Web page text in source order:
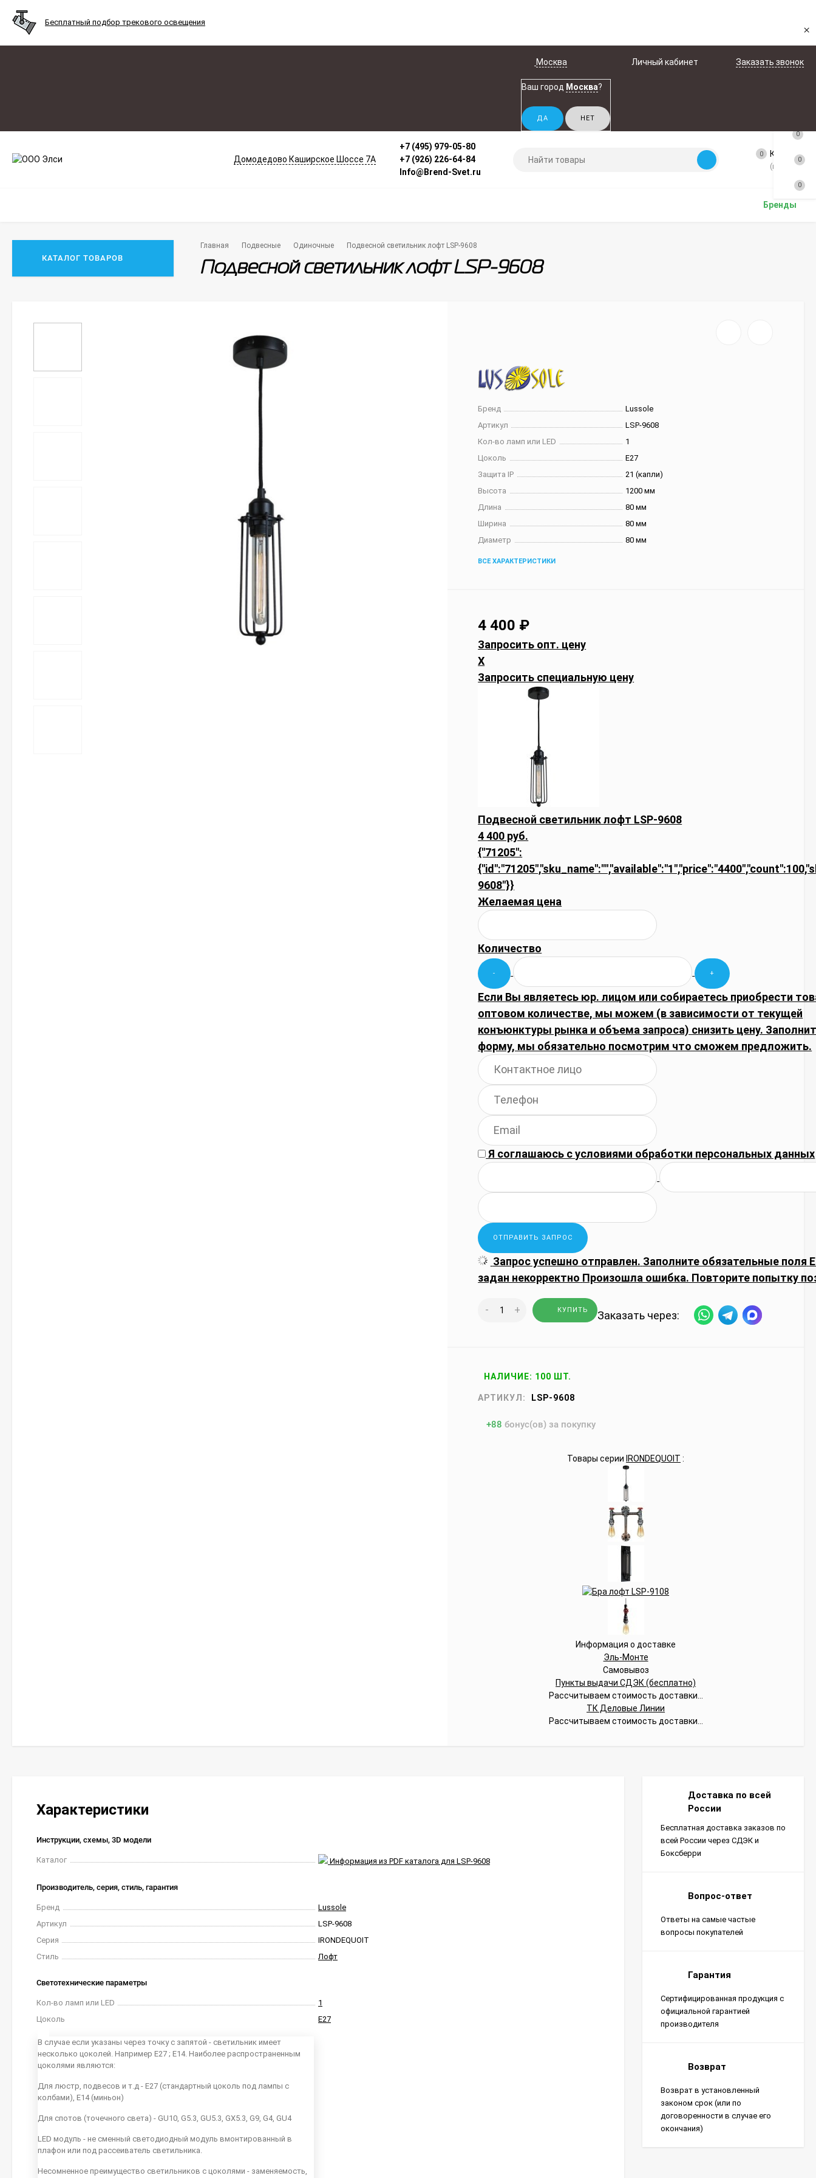
Бесплатный подбор трекового освещения
×
Москва
Ваш город Москва?
Личный кабинет Заказать звонок
Домодедово Каширское Шоссе 7А
+7 (495) 979-05-80
+7 (926) 226-64-84
Info@Brend-Svet.ru
0 Корзина
(пусто)
Бренды
КАТАЛОГ ТОВАРОВ
Главная Подвесные Одиночные Подвесной светильник лофт LSP-9608
Подвесной светильник лофт LSP-9608
Бренд
Lussole
Артикул
LSP-9608
Кол-во ламп или LED
1
Цоколь
E27
Защита IP
21 (капли)
Высота
1200 мм
Длина
80 мм
Ширина
80 мм
Диаметр
80 мм
ВСЕ ХАРАКТЕРИСТИКИ
4 400 ₽
Запросить опт. цену
X
Запросить специальную цену
Подвесной светильник лофт LSP-9608
4 400 руб.
{"71205":
9608"}}
Желаемая цена
Количество
Если Вы являетесь юр. лицом или собираетесь приобрести
оптовом количестве, мы можем (в зависимости от текущей
конъюнктуры рынка и объема запроса) снизить цену.
форму, мы обязательно посмотрим что сможем предложить.
Я соглашаюсь сусловиями обработки персональных данных
Запрос успешно отправлен. Заполните обязательные поля
задан некорректно Произошла ошибка. Повторите попытку
- + КУПИТЬ Заказать через:
НАЛИЧИЕ: 100 ШТ.
АРТИКУЛ: LSP-9608
+88 бонус(ов) за покупку
Товары серии IRONDEQUOIT :
Информация о доставке
Эль-Монте
Самовывоз
Пункты выдачи СДЭК (бесплатно)
Рассчитываем стоимость доставки...
ТК Деловые Линии
Рассчитываем стоимость доставки...
Характеристики
Инструкции, схемы, 3D модели
Каталог Информация из PDF каталога для LSP-9608
Производитель, серия, стиль, гарантия
Бренд
Lussole
Артикул
LSP-9608
Серия
IRONDEQUOIT
Стиль
Лофт
Светотехнические параметры
Кол-во ламп или LED
1
Цоколь
В случае если указаны через точку с запятой - светильник имеет
несколько цоколей. Например E27 ; E14. Наиболее распространенным
цоколями являются:
Для люстр, подвесов и т.д - E27 (стандартный цоколь под лампы с
колбами), E14 (миньон)
Для спотов (точечного света) - GU10, G5.3, GU5.3, GX5.3, G9, G4, GU4
LED модуль - не сменный светодиодный модуль вмонтированный в
плафон или под рассеиватель светильника.
Несомненное преимущество светильников с цоколями - заменяемость,
E27
Доставка по всей
России
Бесплатная доставка заказов по
всей России через СДЭК и
Боксберри
Вопрос-ответ
Ответы на самые частые
вопросы покупателей
Гарантия
Сертифицированная продукция с
официальной гарантией
производителя
Возврат
Возврат в установленный
законом срок (или по
договоренности в случае его
окончания)
0
0
0